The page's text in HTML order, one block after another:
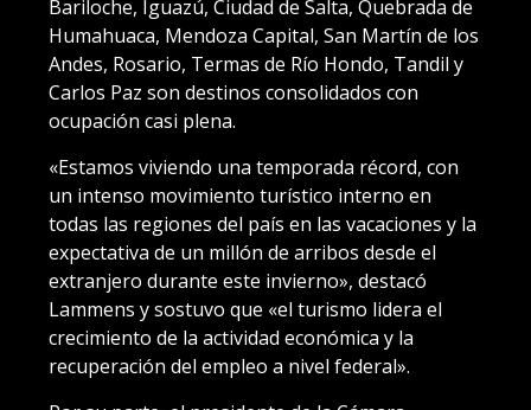
Bariloche, Iguazú, Ciudad de Salta, Quebrada de
Humahuaca, Mendoza Capital, San Martín de los
Andes, Rosario, Termas de Río Hondo, Tandil y
Carlos Paz son destinos consolidados con
ocupación casi plena.
«Estamos viviendo una temporada récord, con
un intenso movimiento turístico interno en
todas las regiones del país en las vacaciones y la
expectativa de un millón de arribos desde el
extranjero durante este invierno», destacó
Lammens y sostuvo que «el turismo lidera el
crecimiento de la actividad económica y la
recuperación del empleo a nivel federal».